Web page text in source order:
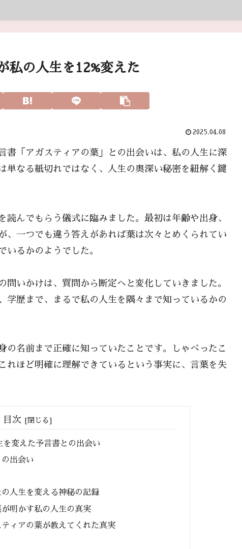
私の人生を12%変えた
2025.04.08
書「アガスティアの葉」との出会いは、私の人生に深
単なる紙切れではなく、人生の奥深い秘密を紐解く鍵
んでもらう儀式に臨みました。最初は年齢や出身、
、一つでも違う答えがあれば葉は次々とめくられてい
いるかのようでした。
いかけは、質問から断定へと変化していきました。
学歴まで、まるで私の人生を隅々まで知っているかの
の名前まで正確に知っていたことです。しゃべったこ
れほど明確に理解できているという事実に、言葉を失
目次
変えた予言書との出会い
出会い
人生を変える神秘の記録
明かす私の人生の真実
ィアの葉が教えてくれた真実